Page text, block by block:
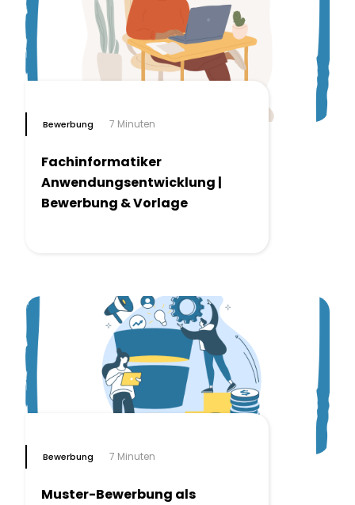
Bewerbung 7 Minuten
Fachinformatiker
Anwendungsentwicklung |
Bewerbung & Vorlage
Bewerbung 7 Minuten
Muster-Bewerbung als